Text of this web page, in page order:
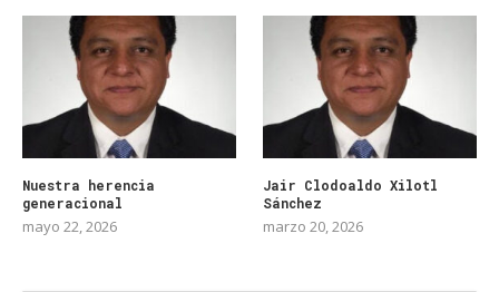
Nuestra herencia
generacional
mayo 22, 2026
Jair Clodoaldo Xilotl
Sánchez
marzo 20, 2026